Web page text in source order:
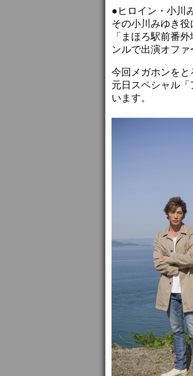
●ヒロイン・小川
その小川みゆき
「まほろ駅前番
ンルで出演オフ
今回メガホンを
元日スペシャル
います。